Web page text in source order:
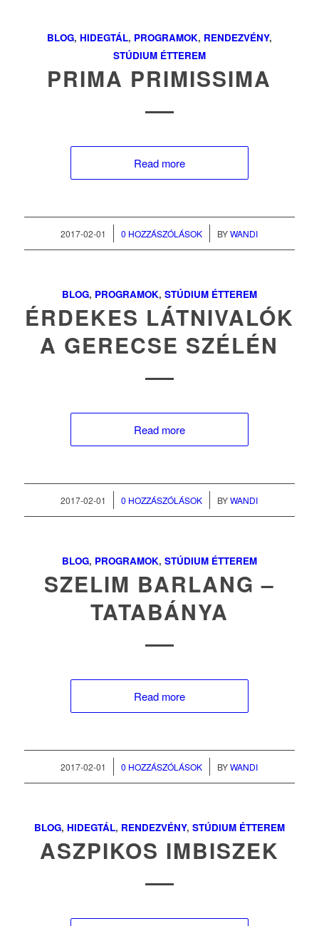
BLOG, HIDEGTÁL, PROGRAMOK, RENDEZVÉNY,
STÚDIUM ÉTTEREM
PRIMA PRIMISSIMA
Read more
2017-02-01
/ 0 HOZZÁSZÓLÁSOK
/ BYWANDI
BLOG, PROGRAMOK, STÚDIUM ÉTTEREM
ÉRDEKES LÁTNIVALÓK
A GERECSE SZÉLÉN
Read more
2017-02-01
/ 0 HOZZÁSZÓLÁSOK
/ BYWANDI
BLOG, PROGRAMOK, STÚDIUM ÉTTEREM
SZELIM BARLANG –
TATABÁNYA
Read more
2017-02-01
/ 0 HOZZÁSZÓLÁSOK
/ BYWANDI
BLOG, HIDEGTÁL, RENDEZVÉNY, STÚDIUM ÉTTEREM
ASZPIKOS IMBISZEK